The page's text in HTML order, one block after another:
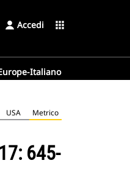
Accedi apps
Italiano
USA Metrico
645-